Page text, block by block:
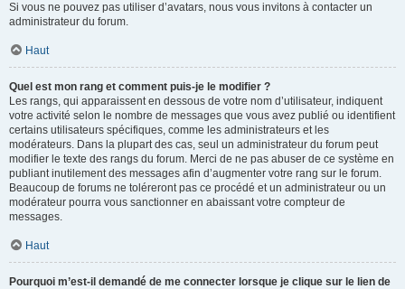
Si vous ne pouvez pas utiliser d’avatars, nous vous invitons à contacter un
administrateur du forum.
Haut
Quel est mon rang et comment puis-je le modifier ?
Les rangs, qui apparaissent en dessous de votre nom d’utilisateur, indiquent
votre activité selon le nombre de messages que vous avez publié ou identifient
certains utilisateurs spécifiques, comme les administrateurs et les
modérateurs. Dans la plupart des cas, seul un administrateur du forum peut
modifier le texte des rangs du forum. Merci de ne pas abuser de ce système en
publiant inutilement des messages afin d’augmenter votre rang sur le forum.
Beaucoup de forums ne toléreront pas ce procédé et un administrateur ou un
modérateur pourra vous sanctionner en abaissant votre compteur de
messages.
Haut
Pourquoi m’est-il demandé de me connecter lorsque je clique sur le lien de